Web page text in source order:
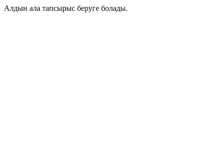
Алдын ала тапсырыс беруге болады.